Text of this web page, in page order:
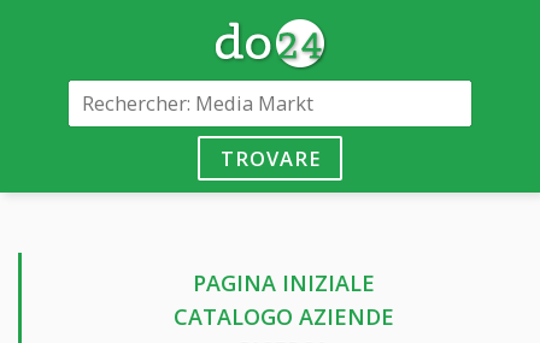
TROVARE
PAGINA INIZIALE
CATALOGO AZIENDE